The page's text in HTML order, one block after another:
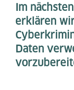
Im
erklären
Daten